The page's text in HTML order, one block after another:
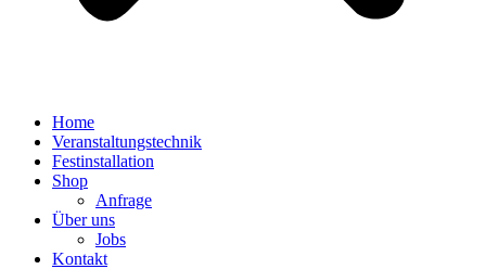
Home
Veranstaltungstechnik
Festinstallation
Shop
Anfrage
Über uns
Jobs
Kontakt